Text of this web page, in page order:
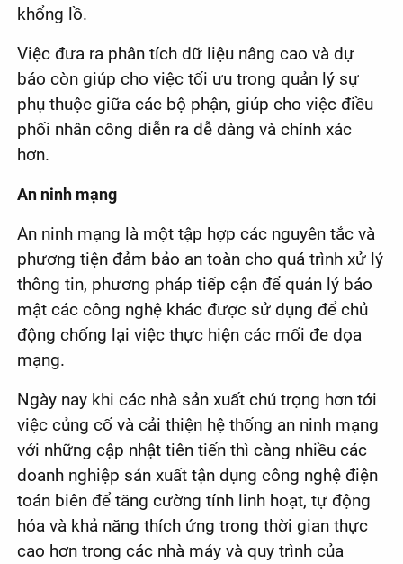
khổng lồ.
Việc đưa ra phân tích dữ liệu nâng cao và dự
báo còn giúp cho việc tối ưu trong quản lý sự
phụ thuộc giữa các bộ phận, giúp cho việc điều
phối nhân công diễn ra dễ dàng và chính xác
hơn.
An ninh mạng
An ninh mạng là một tập hợp các nguyên tắc và
phương tiện đảm bảo an toàn cho quá trình xử lý
thông tin, phương pháp tiếp cận để quản lý bảo
mật các công nghệ khác được sử dụng để chủ
động chống lại việc thực hiện các mối đe dọa
mạng.
Ngày nay khi các nhà sản xuất chú trọng hơn tới
việc củng cố và cải thiện hệ thống an ninh mạng
với những cập nhật tiên tiến thì càng nhiều các
doanh nghiệp sản xuất tận dụng công nghệ điện
toán biên để tăng cường tính linh hoạt, tự động
hóa và khả năng thích ứng trong thời gian thực
cao hơn trong các nhà máy và quy trình của